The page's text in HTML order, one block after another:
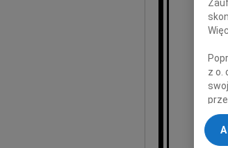
z o.
My,